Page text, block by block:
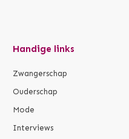
Handige links
Zwangerschap
Ouderschap
Mode
Interviews